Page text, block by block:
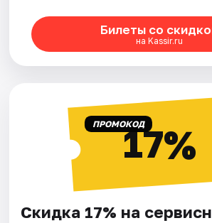
Билеты со
на Kassir.ru
ПРОМОКОД17%
Скидка 17% на